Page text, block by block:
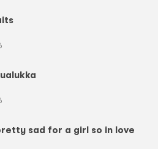
sad for a girl so in love